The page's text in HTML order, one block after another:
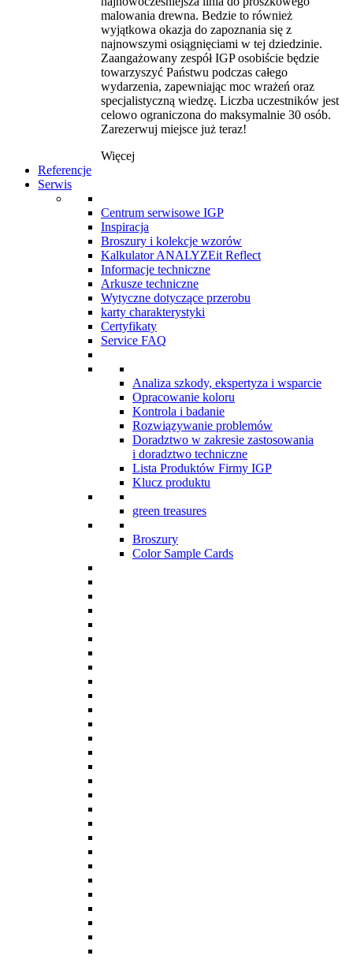
malowania drewna. Bedzie to również
wyjątkowa okazja do zapoznania się z
najnowszymi osiągnięciami w tej dziedzinie.
Zaangażowany zespół IGP osobiście będzie
towarzyszyć Państwu podczas całego
wydarzenia, zapewniając moc wrażeń oraz
specjalistyczną wiedzę. Liczba uczestników jest
celowo ograniczona do maksymalnie 30 osób.
Zarezerwuj miejsce już teraz!
Więcej
Referencje
Serwis
Centrum serwisowe IGP
Inspiracja
Broszury i kolekcje wzorów
Kalkulator ANALYZEit Reflect
Informacje techniczne
Arkusze techniczne
Wytyczne dotyczące przerobu
karty charakterystyki
Certyfikaty
Service FAQ
Analiza szkody, ekspertyza i wsparcie
Opracowanie koloru
Kontrola i badanie
Rozwiązywanie problemów
Doradztwo w zakresie zastosowania
i doradztwo techniczne
Lista Produktów Firmy IGP
Klucz produktu
green treasures
Broszury
Color Sample Cards